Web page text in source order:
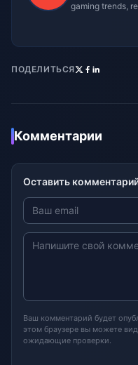
gaming trends,
ПОДЕЛИТЬСЯ
Комментарии
Оставить
Ваш комментарий будет
этом браузере вы можете
ожидающие проверки.